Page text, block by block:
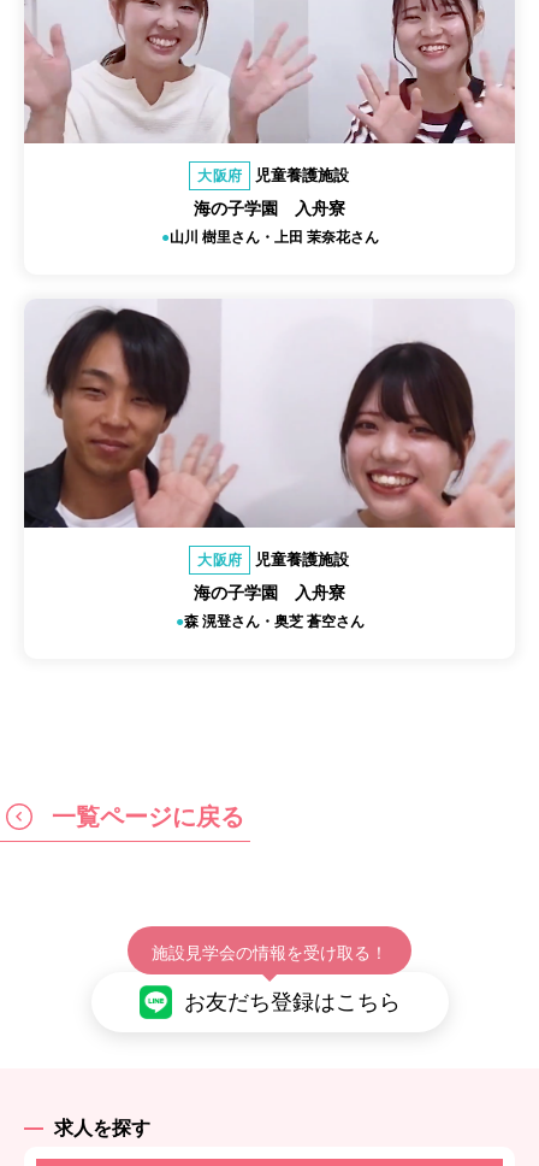
大阪府 児童養護施設
海の子学園 入舟寮
山川 樹里さん・上田 茉奈花さん
大阪府 児童養護施設
海の子学園 入舟寮
森 滉登さん・奥芝 蒼空さん
一覧ページに戻る
施設見学会の情報を受け取る！
お友だち登録はこちら
求人を探す